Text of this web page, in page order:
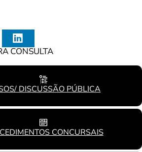
CONSULTA
DISCUSSÃO PÚBLICA
CONCURSAIS